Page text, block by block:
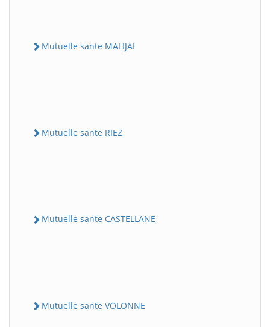
Mutuelle sante MALIJAI
Mutuelle sante RIEZ
Mutuelle sante CASTELLANE
Mutuelle sante VOLONNE